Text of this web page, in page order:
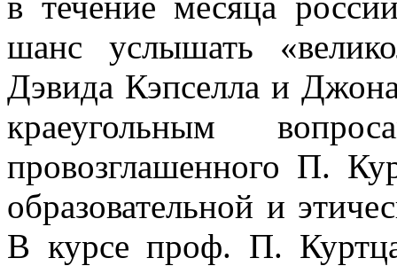
шанс услышать
Дэвида Кэпселла и
краеугольным
провозглашенного П.
образовательной и
В курсе проф. П.